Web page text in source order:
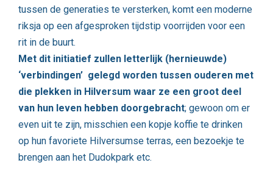
tussen de generaties te versterken, komt een moderne
riksja op een afgesproken tijdstip voorrijden voor een
rit in de buurt.
Met dit initiatief zullen letterlijk (hernieuwde)
‘verbindingen’ gelegd worden tussen ouderen met
die plekken in Hilversum waar ze een groot deel
van hun leven hebben doorgebracht; gewoon om er
even uit te zijn, misschien een kopje koffie te drinken
op hun favoriete Hilversumse terras, een bezoekje te
brengen aan het Dudokpark etc.